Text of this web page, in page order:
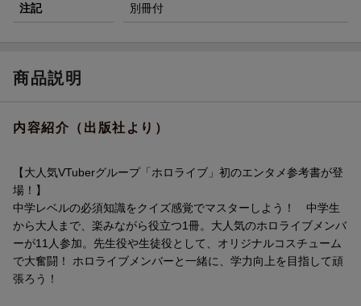
注記 別冊付
商品説明
内容紹介（出版社より）
【大人気VTuberグループ「ホロライブ」初のエンタメ参考書が登
場！】
中学レベルの必須知識をクイズ感覚でマスターしよう！ 中学生
から大人まで、楽みながら役立つ1冊。大人気のホロライブメンバ
ーが11人参加。先生役や生徒役として、オリジナルコスチューム
で大奮闘！ ホロライブメンバーと一緒に、学力向上を目指して頑
張ろう！